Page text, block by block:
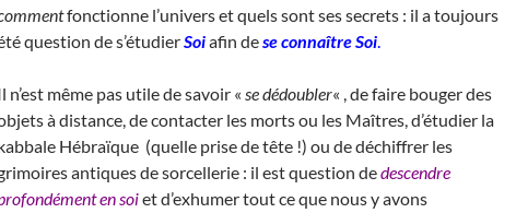
fonctionne l’univers et quels sont ses secrets : il a toujours
question de s’étudierSoiafin dese connaître Soi.
n’est même pas utile de savoir « se dédoubler« , de faire bouger des
à distance, de contacter les morts ou les Maîtres, d’étudier la
Hébraïque (quelle prise de tête !) ou de déchiffrer les
antiques de sorcellerie : il est question dedescendre
en soiet d’exhumer tout ce que nous y avons